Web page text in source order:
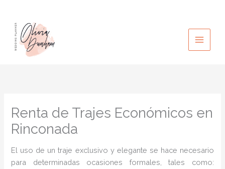
contenido
Renta de Trajes Económicos en
Rinconada
El uso de un traje exclusivo y elegante se hace necesario
para determinadas ocasiones formales, tales como: